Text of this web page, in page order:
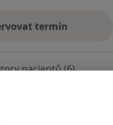
termín
pacientů (6)